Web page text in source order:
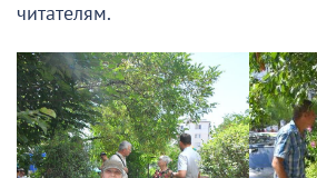
читателям.